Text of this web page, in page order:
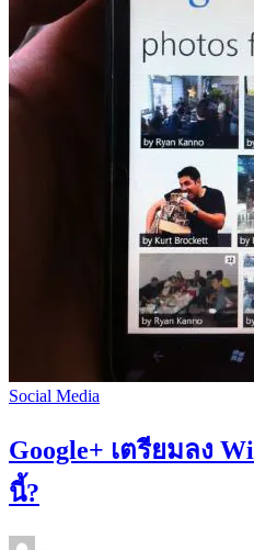
Social Media
Google+ เตรียมลง
นี้?